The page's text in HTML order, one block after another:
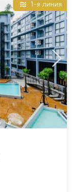
1-я линия